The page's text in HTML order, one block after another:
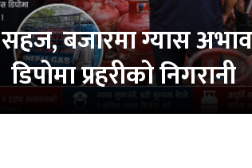
बजारमा ग्यास
डिपोमा प्रहरीको निगरानी